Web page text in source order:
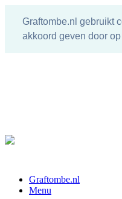
Graftombe.nl gebruikt
akkoord geven door
Graftombe.nl
Menu